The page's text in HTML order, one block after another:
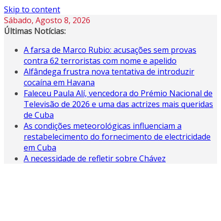
Skip to content
Sábado, Agosto 8, 2026
Últimas Notícias:
A farsa de Marco Rubio: acusações sem provas
contra 62 terroristas com nome e apelido
Alfândega frustra nova tentativa de introduzir
cocaína em Havana
Faleceu Paula Alí, vencedora do Prémio Nacional de
Televisão de 2026 e uma das actrizes mais queridas
de Cuba
As condições meteorológicas influenciam a
restabelecimento do fornecimento de electricidade
em Cuba
A necessidade de refletir sobre Chávez